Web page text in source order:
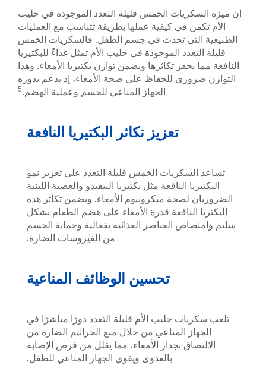
الخمس قليلة التعدد الموجودة في حليب
في كيفية عملها بطريقة تتناسب مع العمليات
تحدث في جسم الطفل. فالسكريات الخمس
الموجودة في حليب الأم تمثل غذاءً للبكتيريا
تكاثرها ويضمن توازن بكتيريا الأمعاء. وهذا
للحفاظ على صحة الأمعاء، إذ يدعم بدوره
الجهاز المناعي للجسم وعملية الهضم.
تعزيز تكاثر البكتيريا النافعة
الخمس قليلة التعدد على تعزيز نمو
النافعة مثل بكتيريا البيفيدو والعصية اللبنية
لصحة ميكروبيوم الأمعاء. ويضمن تكاثر هذه
النافعة قدرة الأمعاء على هضم الطعام بشكل
العناصر الغذائية بفعالية وحماية الجسم
من الفيروسات الضارة.
تحسين الوظائف المناعية
حليب الأم قليلة التعدد دورًا مباشرًا في
المناعي من خلال منع الجراثيم الضارة من
بجدار الأمعاء، مما يقلل من فرص الإصابة
بالعدوى ويقوي الجهاز المناعي للطفل.